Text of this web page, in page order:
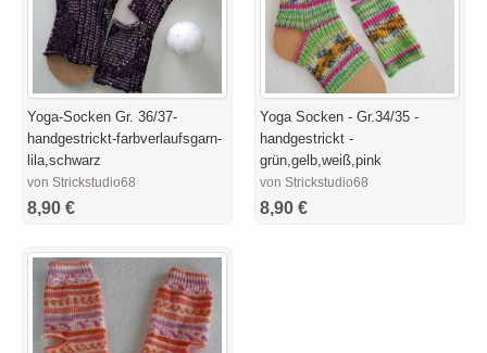
Yoga-Socken Gr. 36/37-
handgestrickt-farbverlaufsgarn-
lila,schwarz
von Strickstudio68
8,90 €
Yoga Socken - Gr.34/35 -
handgestrickt -
grün,gelb,weiß,pink
von Strickstudio68
8,90 €